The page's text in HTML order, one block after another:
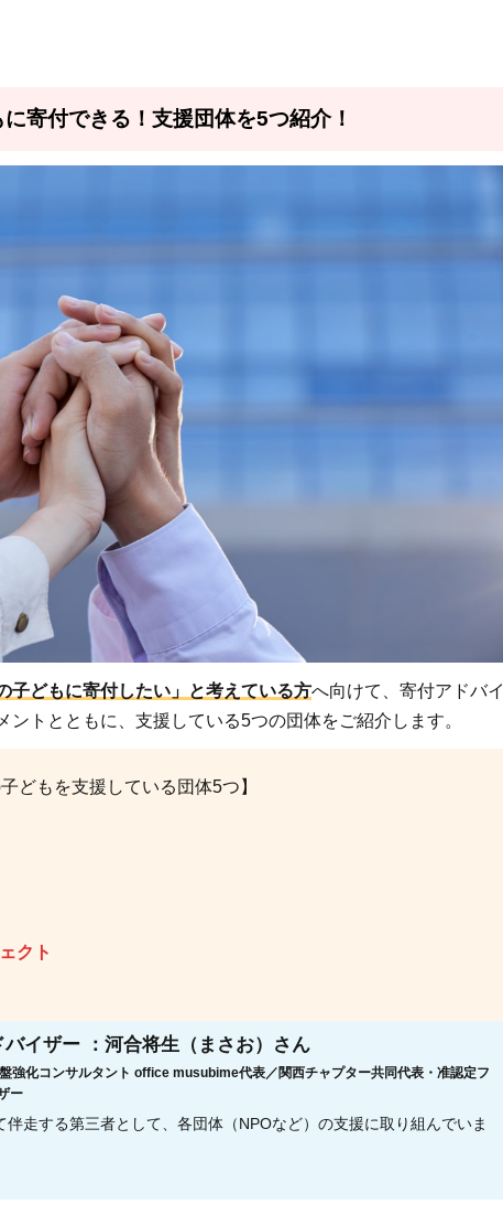
寄付できる！支援団体を5つ紹介！
子どもに寄付したい」と考えている方へ向けて、寄付アドバイ
ントとともに、支援している5つの団体をご紹介します。
どもを支援している団体5つ】
クト
バイザー ：河合将生（まさお）さん
強化コンサルタント office musubime代表／関西チャプター共同代表・准認定フ
ー
伴走する第三者として、各団体（NPOなど）の支援に取り組んでいま